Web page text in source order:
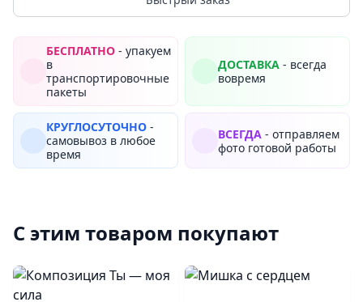
БЕСПЛАТНО - упакуем
в
транспортировочные
пакеты
ДОСТАВКА - всегда
вовремя
КРУГЛОСУТОЧНО -
самовывоз в любое
время
ВСЕГДА - отправляем
фото готовой работы
С этим товаром покупают